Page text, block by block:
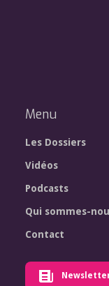
Menu
Les Dossiers
Vidéos
Podcasts
Qui sommes-
Contact